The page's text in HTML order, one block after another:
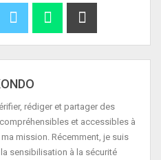
rédiger et partager des
et accessibles à
mission. Récemment, je suis
sensibilisation à la sécurité